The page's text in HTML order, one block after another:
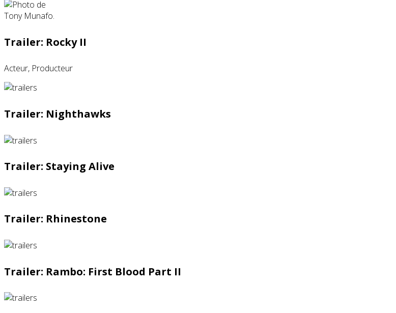
Trailer: Rocky II
Acteur, Producteur
Trailer: Nighthawks
Trailer: Staying Alive
Trailer: Rhinestone
Trailer: Rambo: First Blood Part II